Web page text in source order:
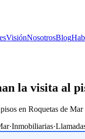
VisiónNosotrosBlog
la visita al
en Roquetas de
·Inmobiliarias·